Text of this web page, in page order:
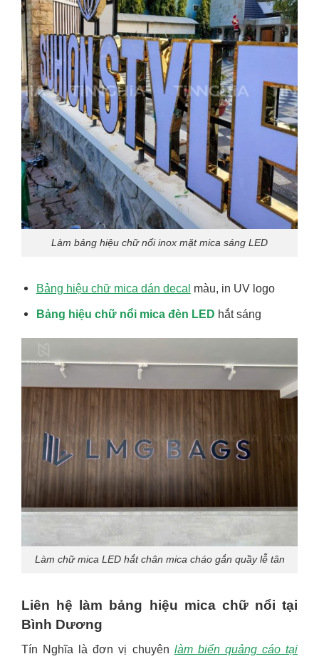
Làm bảng hiệu chữ nổi inox mặt mica sáng LED
Bảng hiệu chữ mica dán decal màu, in UV logo
Bảng hiệu chữ nổi mica đèn LED hắt sáng
Làm chữ mica LED hắt chân mica cháo gắn quầy lễ tân
Liên hệ làm bảng hiệu mica chữ nổi tại
Bình Dương
Tín Nghĩa là đơn vị chuyên làm biển quảng cáo tại